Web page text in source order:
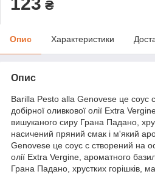
₴
Опис Характеристики
Опис
Barilla Pesto alla Genovese це соус
добірної оливкової олії Extra
вишуканого сиру Грана Падано,
насичений пряний смак і м'який
Genovese це соус c створений на
олії Extra Vergine, ароматного
Грана Падано, хрустких горішків,